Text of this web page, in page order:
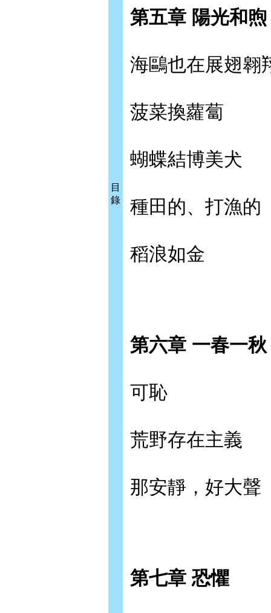
目
錄
第五章 陽光和
海鷗也在展翅翱
菠菜換蘿蔔
蝴蝶結博美犬
種田的、打漁的
稻浪如金
第六章 一春一秋
可恥
荒野存在主義
那安靜，好大聲
第七章 恐懼